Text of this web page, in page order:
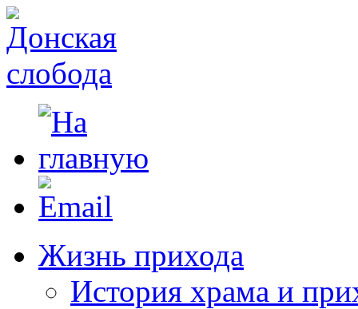
Жизнь прихода
История храма и